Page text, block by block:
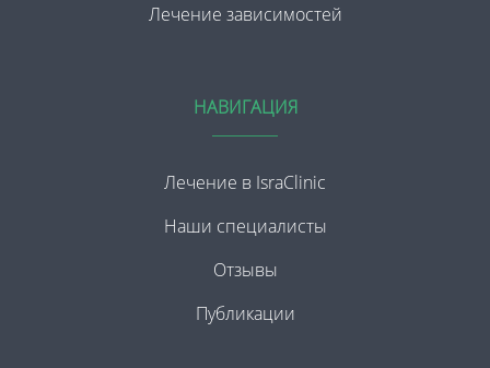
Лечение зависимостей
НАВИГАЦИЯ
Лечение в IsraClinic
Наши специалисты
Отзывы
Публикации